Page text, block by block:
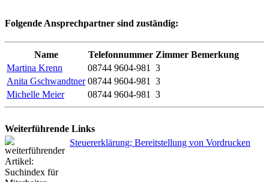
Folgende Ansprechpartner sind zuständig:
Name Telefonnummer Zimmer Bemerkung
Martina Krenn
08744 9604-981 3
Anita Gschwandtner 08744 9604-981 3
Michelle Meier
08744 9604-981 3
Weiterführende Links
Steuererklärung; Bereitstellung von Vordrucken